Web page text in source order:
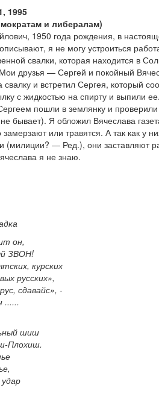
1995
и либералам)
1950 года рождения, в
я не могу устроиться
свалки, которая находится в
друзья — Сергей и покойный
и встретил Сергея, который
с жидкостью на спирту и выпили
пошли в землянку и проверили
бывает). Я обложил Вячеслава
или травятся. А так как у
(милиции? — Ред.), они заставляют
я не знаю.
он,
ЗВОН!
курских
русских»,
сдавайс», -
......
шиш
Плохиш.